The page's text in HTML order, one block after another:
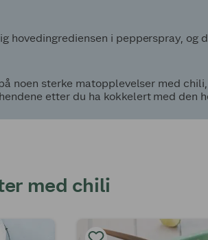
hovedingrediensen i pepperspray, og
noen sterke matopplevelser med
etter du ha kokkelert med den
med chili